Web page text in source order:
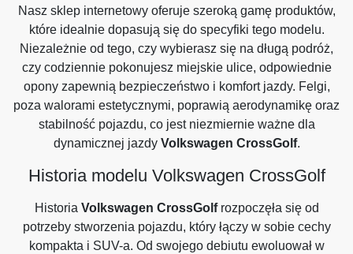
Nasz sklep internetowy oferuje szeroką gamę produktów,
które idealnie dopasują się do specyfiki tego modelu.
Niezależnie od tego, czy wybierasz się na długą podróż,
czy codziennie pokonujesz miejskie ulice, odpowiednie
opony zapewnią bezpieczeństwo i komfort jazdy. Felgi,
poza walorami estetycznymi, poprawią aerodynamikę oraz
stabilność pojazdu, co jest niezmiernie ważne dla
dynamicznej jazdy Volkswagen CrossGolf.
Historia modelu Volkswagen CrossGolf
Historia Volkswagen CrossGolfrozpoczęła się od
potrzeby stworzenia pojazdu, który łączy w sobie cechy
kompakta i SUV-a. Od swojego debiutu ewoluował w